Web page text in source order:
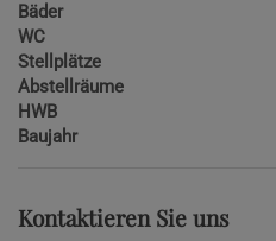
Bäder
WC
Stellplätze
Abstellräume
HWB
Baujahr
Kontaktieren Sie uns